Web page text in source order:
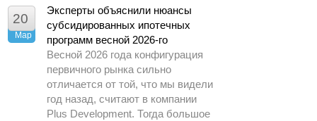
– почти в 1,5 раза.
20
Мар
Эксперты объяснили нюансы
субсидированных ипотечных
программ весной 2026-го
Весной 2026 года конфигурация
первичного рынка сильно
отличается от той, что мы видели
год назад, считают в компании
Plus Development. Тогда большое